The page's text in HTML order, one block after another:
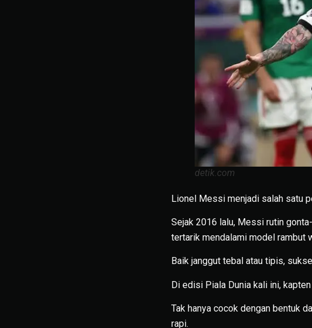
detik.com
Lionel Messi menjadi salah satu
Sejak 2016 lalu, Messi rutin
tertarik mendalami model rambut
Baik janggut tebal atau tipis,
Di edisi Piala Dunia kali ini,
Tak hanya cocok dengan bentuk
rapi.